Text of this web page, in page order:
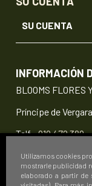
Utilizamos cookies
mostrarle publicidad
elaborado a partir de
SU CUENTA
INFORMACIÓN
BLOOMS FLORES
Príncipe de
Telf.:919 472 389